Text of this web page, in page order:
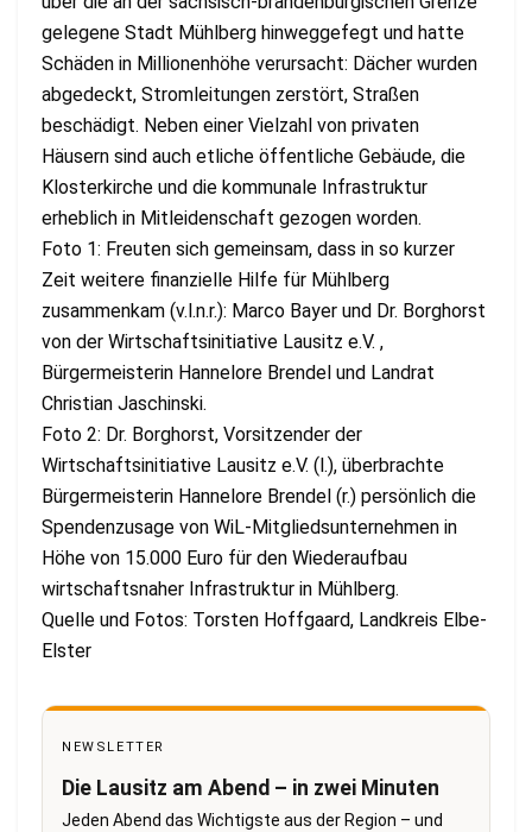
gelegene Stadt Mühlberg hinweggefegt und hatte
Schäden in Millionenhöhe verursacht: Dächer wurden
abgedeckt, Stromleitungen zerstört, Straßen
beschädigt. Neben einer Vielzahl von privaten
Häusern sind auch etliche öffentliche Gebäude, die
Klosterkirche und die kommunale Infrastruktur
erheblich in Mitleidenschaft gezogen worden.
Foto 1: Freuten sich gemeinsam, dass in so kurzer
Zeit weitere finanzielle Hilfe für Mühlberg
zusammenkam (v.l.n.r.): Marco Bayer und Dr. Borghorst
von der Wirtschaftsinitiative Lausitz e.V. ,
Bürgermeisterin Hannelore Brendel und Landrat
Christian Jaschinski.
Foto 2: Dr. Borghorst, Vorsitzender der
Wirtschaftsinitiative Lausitz e.V. (l.), überbrachte
Bürgermeisterin Hannelore Brendel (r.) persönlich die
Spendenzusage von WiL-Mitgliedsunternehmen in
Höhe von 15.000 Euro für den Wiederaufbau
wirtschaftsnaher Infrastruktur in Mühlberg.
Quelle und Fotos: Torsten Hoffgaard, Landkreis Elbe-
Elster
NEWSLETTER
Die Lausitz am Abend – in zwei Minuten
Jeden Abend das Wichtigste aus der Region – und